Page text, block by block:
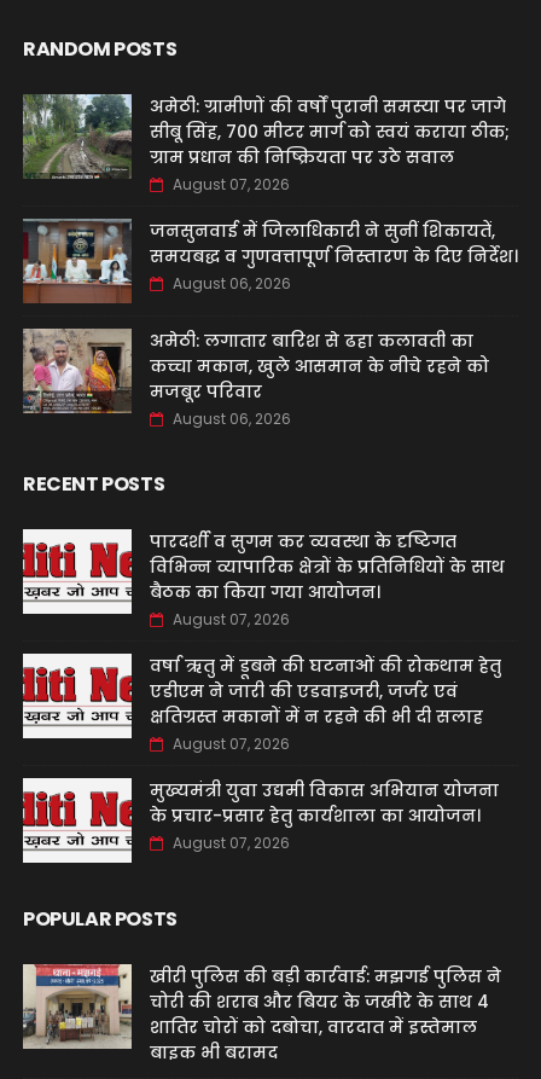
RANDOM POSTS
अमेठी: ग्रामीणों की वर्षों पुरानी समस्या पर जागे
सीबू सिंह, 700 मीटर मार्ग को स्वयं कराया ठीक;
ग्राम प्रधान की निष्क्रियता पर उठे सवाल
August 07, 2026
जनसुनवाई में जिलाधिकारी ने सुनीं शिकायतें,
समयबद्ध व गुणवत्तापूर्ण निस्तारण के दिए निर्देश।
August 06, 2026
अमेठी: लगातार बारिश से ढहा कलावती का
कच्चा मकान, खुले आसमान के नीचे रहने को
मजबूर परिवार
August 06, 2026
RECENT POSTS
पारदर्शी व सुगम कर व्यवस्था के दृष्टिगत
विभिन्न व्यापारिक क्षेत्रों के प्रतिनिधियों के साथ
बैठक का किया गया आयोजन।
August 07, 2026
वर्षा ऋतु में डूबने की घटनाओं की रोकथाम हेतु
एडीएम ने जारी की एडवाइजरी, जर्जर एवं
क्षतिग्रस्त मकानों में न रहने की भी दी सलाह
August 07, 2026
मुख्यमंत्री युवा उद्यमी विकास अभियान योजना
के प्रचार-प्रसार हेतु कार्यशाला का आयोजन।
August 07, 2026
POPULAR POSTS
खीरी पुलिस की बड़ी कार्रवाई: मझगई पुलिस ने
चोरी की शराब और बियर के जखीरे के साथ 4
शातिर चोरों को दबोचा, वारदात में इस्तेमाल
बाइक भी बरामद